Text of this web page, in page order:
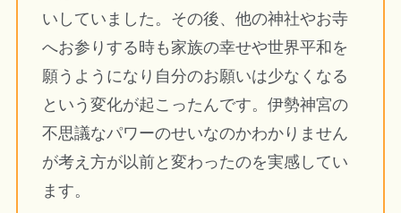
いしていました。その後、他の神社やお寺
へお参りする時も家族の幸せや世界平和を
願うようになり自分のお願いは少なくなる
という変化が起こったんです。伊勢神宮の
不思議なパワーのせいなのかわかりません
が考え方が以前と変わったのを実感してい
ます。